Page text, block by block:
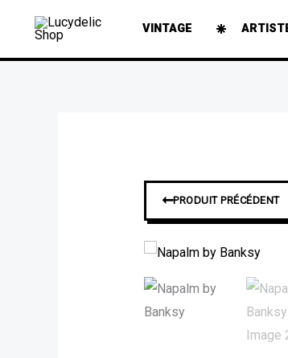
contenu
VINTAGE
➞PRODUIT PRÉCÉDENT